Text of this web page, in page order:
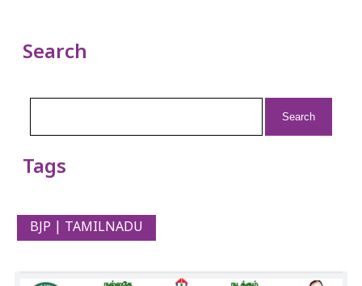
Search
Tags
BJP | TAMILNADU